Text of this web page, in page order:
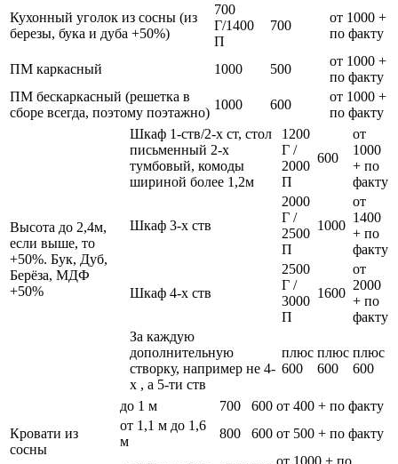
Кухонный уголок из сосны (из
березы, бука и дуба +50%)
700
Г/1400
П
700
от 1000 +
по факту
ПМ каркасный 1000 500
от 1000 +
по факту
ПМ бескаркасный (решетка в
сборе всегда, поэтому поэтажно)
1000 600
от 1000 +
по факту
Высота до 2,4м,
если выше, то
+50%. Бук, Дуб,
Берёза, МДФ
+50%
Шкаф 1-ств/2-х ст, стол
письменный 2-х
тумбовый, комоды
шириной более 1,2м
1200
Г /
2000
П
600
от
1000
+ по
факту
Шкаф 3-х ств
2000
Г /
2500
П
1000
от
1400
+ по
факту
Шкаф 4-х ств
2500
Г /
3000
П
1600
от
2000
+ по
факту
За каждую
дополнительную
створку, например не 4-
х , а 5-ти ств
плюс
600
плюс
600
плюс
600
Кровати из
сосны
до 1 м 700 600 от 400 + по факту
от 1,1 м до 1,6
м
800 600 от 500 + по факту
от 1000 + по